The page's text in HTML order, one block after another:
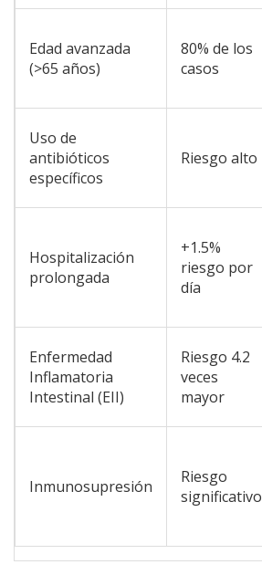
Edad avanzada
(>65 años)
80% de los
casos
Uso de
antibióticos
específicos
Riesgo alto
Hospitalización
prolongada
+1.5%
riesgo por
día
Enfermedad
Inflamatoria
Intestinal (EII)
Riesgo 4.2
veces
mayor
Inmunosupresión
Riesgo
significativo